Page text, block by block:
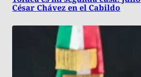
César Chávez en el Cabildo